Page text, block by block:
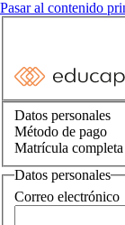
Pasar al contenido
Datos personales
Método de pago
Matrícula completa
Datos personales
Correo electrónico